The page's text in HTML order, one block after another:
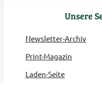
Unsere
Newsletter-Archiv
Print-Magazin
Laden-Seite